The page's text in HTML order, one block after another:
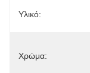
Υλικό:
Χρώμα: